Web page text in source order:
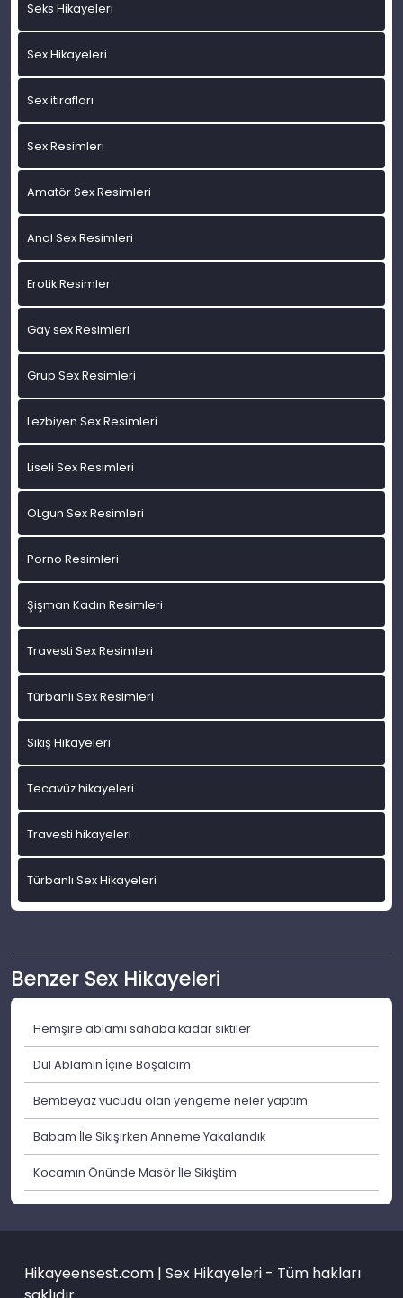
Seks Hikayeleri
Sex Hikayeleri
Sex itirafları
Sex Resimleri
Amatör Sex Resimleri
Anal Sex Resimleri
Erotik Resimler
Gay sex Resimleri
Grup Sex Resimleri
Lezbiyen Sex Resimleri
Liseli Sex Resimleri
OLgun Sex Resimleri
Porno Resimleri
Şişman Kadın Resimleri
Travesti Sex Resimleri
Türbanlı Sex Resimleri
Sikiş Hikayeleri
Tecavüz hikayeleri
Travesti hikayeleri
Türbanlı Sex Hikayeleri
Benzer Sex Hikayeleri
Hemşire ablamı sahaba kadar siktiler
Dul Ablamın İçine Boşaldım
Bembeyaz vücudu olan yengeme neler yaptım
Babam İle Sikişirken Anneme Yakalandık
Kocamın Önünde Masör İle Sikiştim
Hikayeensest.com | Sex Hikayeleri - Tüm hakları